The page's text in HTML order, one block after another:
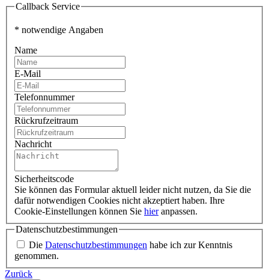
Callback Service
* notwendige Angaben
Name
E-Mail
Telefonnummer
Rückrufzeitraum
Nachricht
Sicherheitscode
Sie können das Formular aktuell leider nicht nutzen, da Sie die
dafür notwendigen Cookies nicht akzeptiert haben. Ihre
Cookie-Einstellungen können Sie hieranpassen.
Datenschutzbestimmungen
Die Datenschutzbestimmungen habe ich zur Kenntnis
genommen.
Zurück